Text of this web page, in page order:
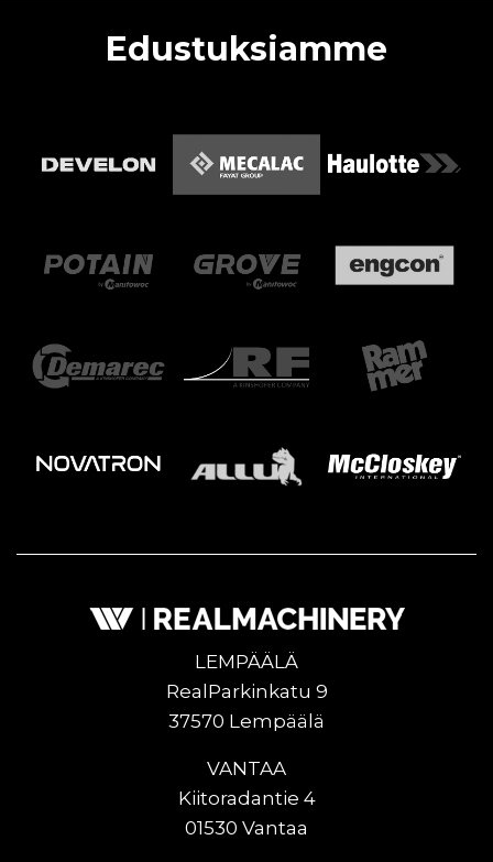
Edustuksiamme
LEMPÄÄLÄ
RealParkinkatu 9
37570 Lempäälä
VANTAA
Kiitoradantie 4
01530 Vantaa